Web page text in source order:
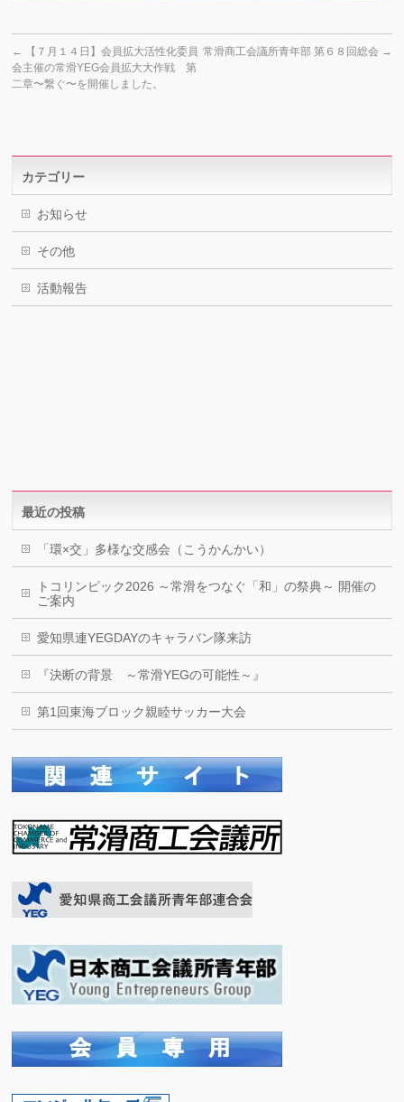
←
【７月１４日】会員拡大活性化委員
会主催の常滑YEG会員拡大大作戦 第
二章〜繋ぐ〜を開催しました。
常滑商工会議所青年部 第６８回総会 →
カテゴリー
お知らせ
その他
活動報告
最近の投稿
「環×交」多様な交感会（こうかんかい）
トコリンピック2026 ～常滑をつなぐ「和」の祭典～ 開催の
ご案内
愛知県連YEGDAYのキャラバン隊来訪
『決断の背景 ～常滑YEGの可能性～』
第1回東海ブロック親睦サッカー大会